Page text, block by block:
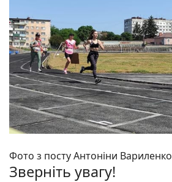
Фото з посту Антоніни Вариленко
Зверніть увагу!